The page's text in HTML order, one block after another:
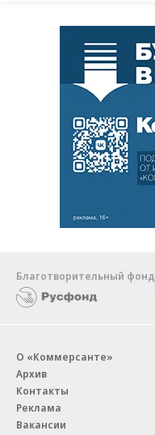
Благотворительный фонд
О «Коммерсанте»
Архив
Контакты
Реклама
Вакансии